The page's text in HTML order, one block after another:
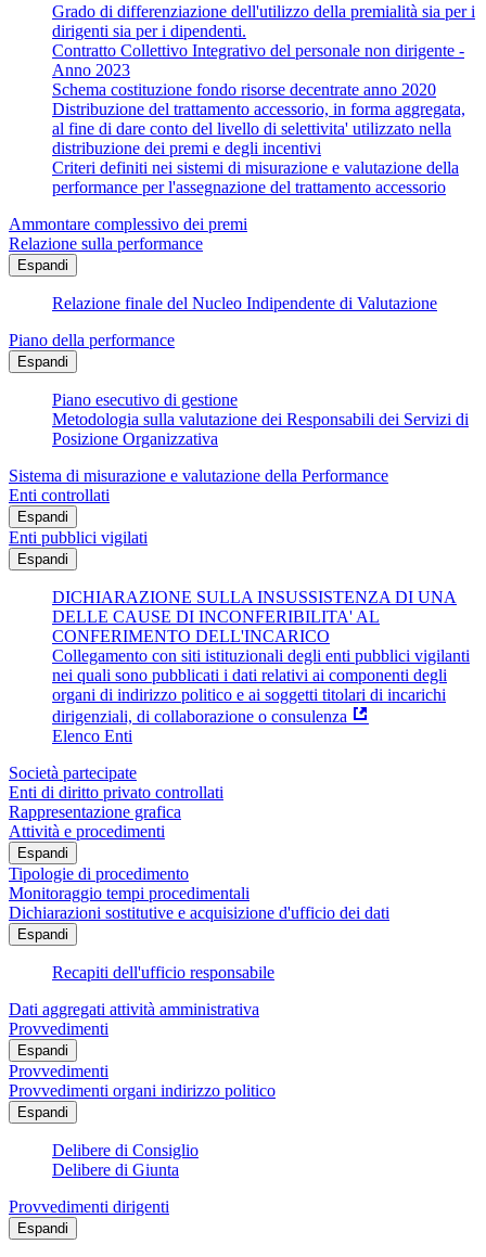
Grado di differenziazione dell'utilizzo della premialità sia per i
dirigenti sia per i dipendenti.
Contratto Collettivo Integrativo del personale non dirigente -
Anno 2023
Schema costituzione fondo risorse decentrate anno 2020
Distribuzione del trattamento accessorio, in forma aggregata,
al fine di dare conto del livello di selettivita' utilizzato nella
distribuzione dei premi e degli incentivi
Criteri definiti nei sistemi di misurazione e valutazione della
performance per l'assegnazione del trattamento accessorio
Ammontare complessivo dei premi
Relazione sulla performance
Espandi
Relazione finale del Nucleo Indipendente di Valutazione
Piano della performance
Espandi
Piano esecutivo di gestione
Metodologia sulla valutazione dei Responsabili dei Servizi di
Posizione Organizzativa
Sistema di misurazione e valutazione della Performance
Enti controllati
Espandi
Enti pubblici vigilati
Espandi
DICHIARAZIONE SULLA INSUSSISTENZA DI UNA
DELLE CAUSE DI INCONFERIBILITA' AL
CONFERIMENTO DELL'INCARICO
Collegamento con siti istituzionali degli enti pubblici vigilanti
nei quali sono pubblicati i dati relativi ai componenti degli
organi di indirizzo politico e ai soggetti titolari di incarichi
dirigenziali, di collaborazione o consulenza
Elenco Enti
Società partecipate
Enti di diritto privato controllati
Rappresentazione grafica
Attività e procedimenti
Espandi
Tipologie di procedimento
Monitoraggio tempi procedimentali
Dichiarazioni sostitutive e acquisizione d'ufficio dei dati
Espandi
Recapiti dell'ufficio responsabile
Dati aggregati attività amministrativa
Provvedimenti
Espandi
Provvedimenti
Provvedimenti organi indirizzo politico
Espandi
Delibere di Consiglio
Delibere di Giunta
Provvedimenti dirigenti
Espandi